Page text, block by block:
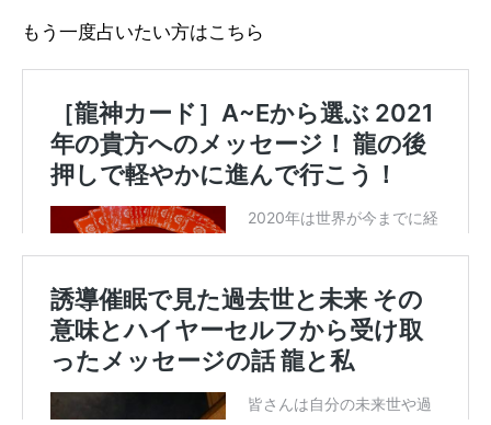
もう一度占いたい方はこちら